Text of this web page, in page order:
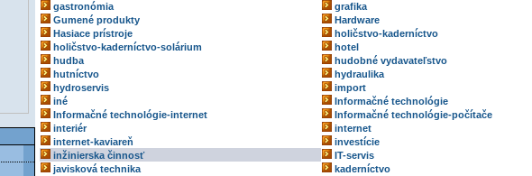
gastronómia
grafika
Gumené produkty
Hardware
Hasiace prístroje
holičstvo-kaderníctvo
holičstvo-kaderníctvo-solárium
hotel
hudba
hudobné vydavateľstvo
hutníctvo
hydraulika
hydroservis
import
iné
Informačné technológie
Informačné technológie-internet
Informačné technológie-počítače
interiér
internet
internet-kaviareň
investície
inžinierska činnosť
IT-servis
javisková technika
kaderníctvo